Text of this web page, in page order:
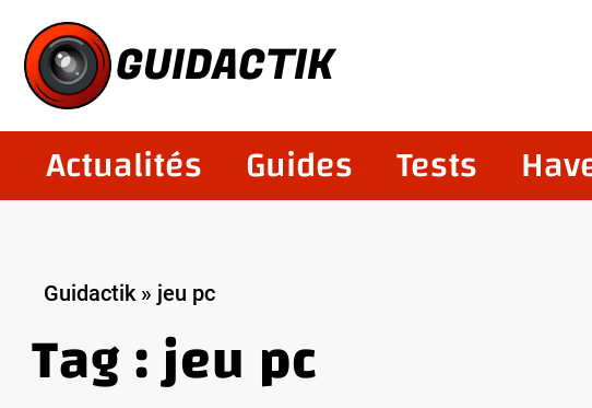
contenu
GUIDACTIK
Actualités Guides Tests
Guidactik» jeu pc
Tag : jeu pc